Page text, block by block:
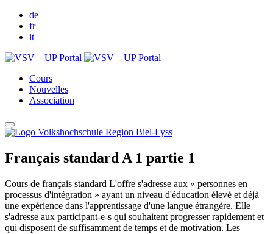
de
fr
it
Cours
Nouvelles
Association
Français standard A 1 partie 1
Cours de français standard L'offre s'adresse aux « personnes en
processus d'intégration » ayant un niveau d'éducation élevé et déjà
une expérience dans l'apprentissage d'une langue étrangère. Elle
s'adresse aux participant-e-s qui souhaitent progresser rapidement et
qui disposent de suffisamment de temps et de motivation. Les